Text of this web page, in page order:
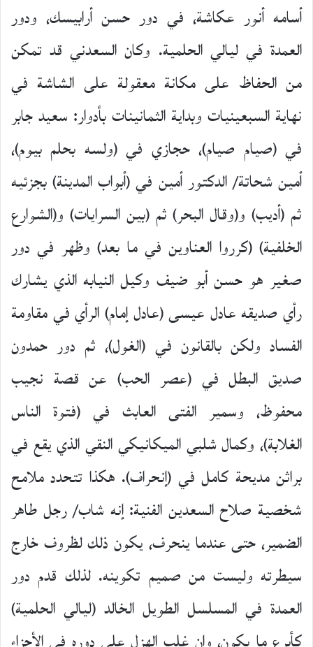
أسامه أنور عكاشة، في دور حسن أرابيسك، ودور
العمدة في ليالي الحلمية. وكان السعدني قد تمكن
من الحفاظ على مكانة معقولة على الشاشة في
نهاية السبعينيات وبداية الثمانينات بأدوار: سعيد جابر
في (صيام صيام)، حجازي في (ولسه بحلم بيوم)،
أمين شحاتة/ الدكتور أمين في (أبواب المدينة) بجزئيه
ثم (أديب) و(وقال البحر) ثم (بين السرايات) و(الشوارع
الخلفية) (كرروا العناوين في ما بعد) وظهر في دور
صغير هو حسن أبو ضيف وكيل النيابه الذي يشارك
رأي صديقه عادل عيسى (عادل إمام) الرأي في مقاومة
الفساد ولكن بالقانون في (الغول)، ثم دور حمدون
صديق البطل في (عصر الحب) عن قصة نجيب
محفوظ، وسمير الفتى العابث في (فتوة الناس
الغلابة)، وكمال شلبي الميكانيكي النقي الذي يقع في
براثن مديحة كامل في (إنحراف). هكذا تتحدد ملامح
شخصية صلاح السعدين الفنية: إنه شاب/ رجل طاهر
الضمير، حتى عندما ينحرف، يكون ذلك لظروف خارج
سيطرته وليست من صميم تكوينه. لذلك قدم دور
العمدة في المسلسل الطويل الخالد (ليالي الحلمية)